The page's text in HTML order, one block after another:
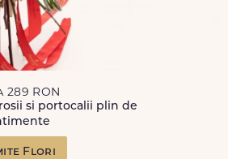
289 RON
si portocalii plin de
Flori